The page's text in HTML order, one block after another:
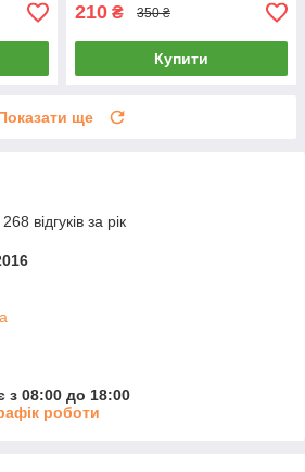
210 ₴ 350 ₴
Купити
ще
відгуків за рік
з 08:00 до 18:00
роботи